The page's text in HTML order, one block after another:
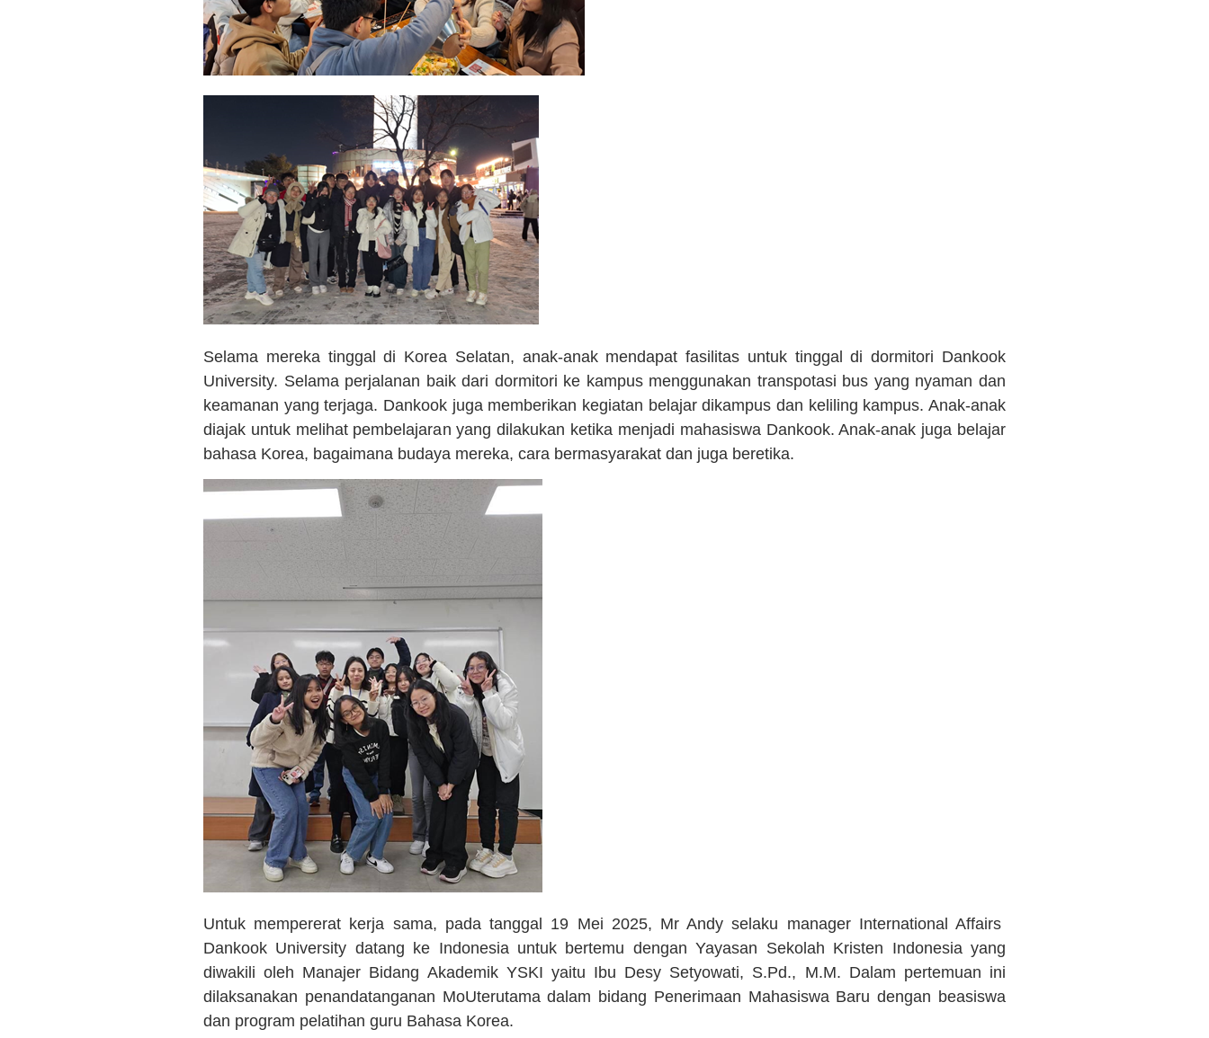
Selama mereka tinggal di Korea Selatan, anak-anak mendapat fasilitas untuk tinggal di dormitori Dankook
University. Selama perjalanan baik dari dormitori ke kampus menggunakan transpotasi bus yang nyaman dan
keamanan yang terjaga. Dankook juga memberikan kegiatan belajar dikampus dan keliling kampus. Anak-anak
diajak untuk melihat pembelajaran yang dilakukan ketika menjadi mahasiswa Dankook. Anak-anak juga belajar
bahasa Korea, bagaimana budaya mereka, cara bermasyarakat dan juga beretika.
Untuk mempererat kerja sama, pada tanggal 19 Mei 2025, Mr Andy selaku manager International Affairs
Dankook University datang ke Indonesia untuk bertemu dengan Yayasan Sekolah Kristen Indonesia yang
diwakili oleh Manajer Bidang Akademik YSKI yaitu Ibu Desy Setyowati, S.Pd., M.M. Dalam pertemuan ini
dilaksanakan penandatanganan MoUterutama dalam bidang Penerimaan Mahasiswa Baru dengan beasiswa
dan program pelatihan guru Bahasa Korea.